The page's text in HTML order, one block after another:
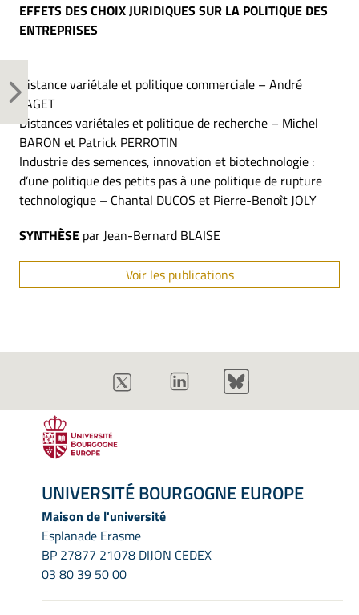
EFFETS DES CHOIX JURIDIQUES SUR LA POLITIQUE DES
ENTREPRISES
Distance variétale et politique commerciale – André
FAGET
Distances variétales et politique de recherche – Michel
BARON et Patrick PERROTIN
Industrie des semences, innovation et biotechnologie :
d’une politique des petits pas à une politique de rupture
technologique – Chantal DUCOS et Pierre-Benoît JOLY
SYNTHÈSE par Jean-Bernard BLAISE
Voir les publications
UNIVERSITÉ BOURGOGNE EUROPE
Maison de l'université
Esplanade Erasme
BP 27877 21078 DIJON CEDEX
03 80 39 50 00